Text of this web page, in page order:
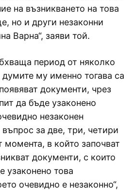
на възникването на това
но и други незаконни
Варна“, заяви той.
период от няколко
му именно тогава са
документи, чрез
да бъде узаконено
незаконен
въпрос за две, три, четири
момента, в който започват
документи, с които
узаконено това
очевидно е незаконно“,